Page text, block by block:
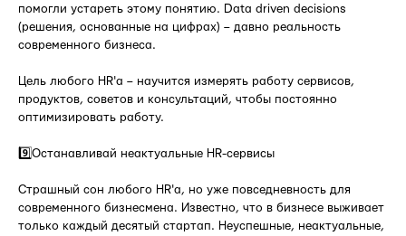
помогли устареть этому понятию. Data driven decisions
(решения, основанные на цифрах) – давно реальность
современного бизнеса.
Цель любого HR'а – научится измерять работу сервисов,
продуктов, советов и консультаций, чтобы постоянно
оптимизировать работу.
9️⃣Останавливай неактуальные HR-сервисы
Страшный сон любого HR'а, но уже повседневность для
современного бизнесмена. Известно, что в бизнесе выживает
только каждый десятый стартап. Неуспешные, неактуальные,